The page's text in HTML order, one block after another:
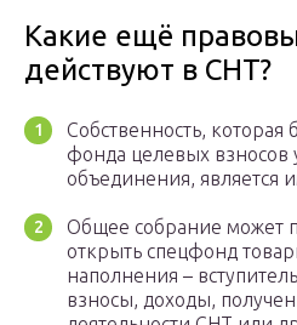
Какие ещё
действуют в СНТ?
Собственность,
фонда целевых взносов
объединения, является
Общее собрание может
открыть спецфонд
наполнения –
взносы, доходы,